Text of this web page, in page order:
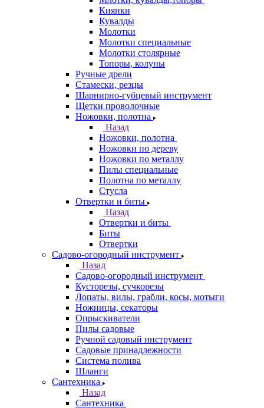
Киянки
Кувалды
Молотки
Молотки специальные
Молотки столярные
Топоры, колуны
Ручные дрели
Стамески, резцы
Шарнирно-губцевый инструмент
Щетки проволочные
Ножовки, полотна
Назад
Ножовки, полотна
Ножовки по дереву
Ножовки по металлу
Пилы специальные
Полотна по металлу
Стусла
Отвертки и биты
Назад
Отвертки и биты
Биты
Отвертки
Садово-огородный инструмент
Назад
Садово-огородный инструмент
Кусторезы, сучкорезы
Лопаты, вилы, грабли, косы, мотыги
Ножницы, секаторы
Опрыскиватели
Пилы садовые
Ручной садовый инструмент
Садовые принадлежности
Система полива
Шланги
Сантехника
Назад
Сантехника